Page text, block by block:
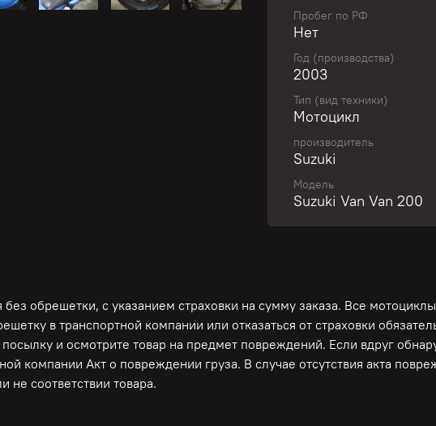
Не пропустите шанс
Свяжитесь с нами и
Небольшой и надежный
клапанный двигатель
Минимальная цена на
подробные фото и
ПО КРЕДИТАМ И
Пробег по РФ
Нет
Год (производства)
2003
Тип (вид техники)
Мотоцикл
производитель
Suzuki
Модель
Suzuki Van Van 200
обрешетки, с указанием страховки на сумму заказа. Все
в транспортной компании или отказаться от страховки
посылку и осмотрите товар на предмет повреждений. Если вдруг
компании Акт о повреждении груза. В случае отсутствия акта
соответствии товара.